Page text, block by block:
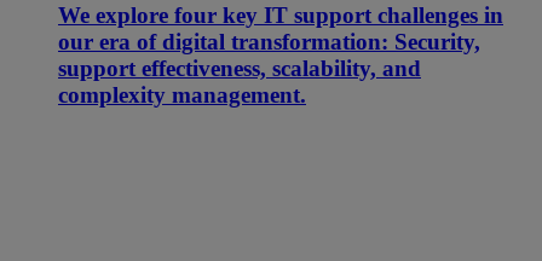
We explore four key IT support challenges in
our era of digital transformation: Security,
support effectiveness, scalability, and
complexity management.